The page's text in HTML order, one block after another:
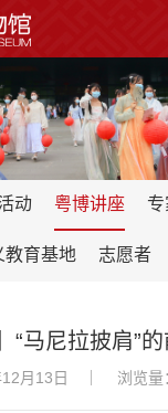
动 粤博讲座
教育基地 志愿者
“马尼拉披肩”
月13日 浏览量